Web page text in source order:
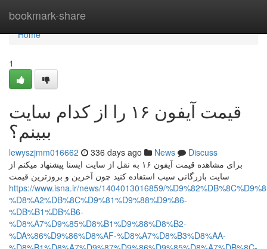
bookmark-share
Home
Home
1
قیمت آیفون ۱۶ را از کدام سایت
ببینم؟
lewyszjmm016662 336 days ago News
Discuss
برای مشاهده قیمت آیفون ۱۶ به نقل از سایت ایسنا پیشنهاد میکنم از
سایت بازرگانی سیب استفاده کنید چون آخرین و بروزترین قیمت
https://www.isna.ir/news/1404013016859/
%D8%A2%DB%8C%D9%81%D9%88%D9%86-
%DB%B1%DB%B6-
%D8%A7%D9%85%D8%B1%D9%88%D8%B2-
%DA%86%D9%86%D8%AF-%D8%A7%D8%B3%D8%AA-